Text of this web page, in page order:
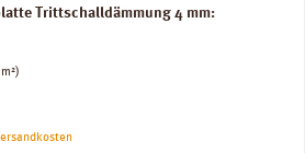
Trittschalldämmung 4 mm: